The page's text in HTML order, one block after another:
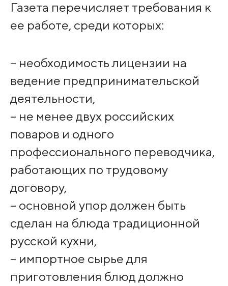
Газета перечисляет требования к
ее работе, среди которых:
– необходимость лицензии на
ведение предпринимательской
деятельности,
– не менее двух российских
поваров и одного
профессионального переводчика,
работающих по трудовому
договору,
– основной упор должен быть
сделан на блюда традиционной
русской кухни,
– импортное сырье для
приготовления блюд должно